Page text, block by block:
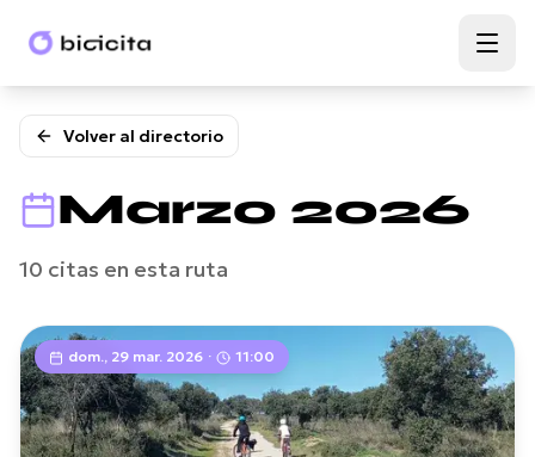
Volver al directorio
Marzo 2026
10 citas en esta ruta
dom., 29 mar. 2026 · 11:00